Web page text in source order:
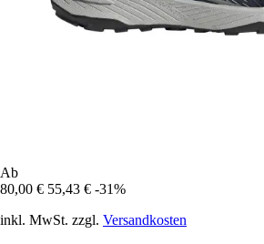
Ab
80,00 € 55,43 € -31%
inkl. MwSt. zzgl. Versandkosten